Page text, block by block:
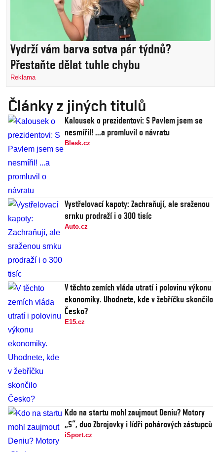
Vydrží vám barva sotva pár týdnů?
Přestaňte dělat tuhle chybu
Reklama
Články z jiných titulů
Kalousek o prezidentovi: S Pavlem jsem se
nesmířil! ...a promluvil o návratu
Blesk.cz
Vystřelovací kapoty: Zachraňují, ale sraženou
srnku prodraží i o 300 tisíc
Auto.cz
V těchto zemích vláda utratí i polovinu výkonu
ekonomiky. Uhodnete, kde v žebříčku skončilo
Česko?
E15.cz
Kdo na startu mohl zaujmout Deniu? Motory
„S“, duo Zbrojovky i lídři pohárových zástupců
iSport.cz